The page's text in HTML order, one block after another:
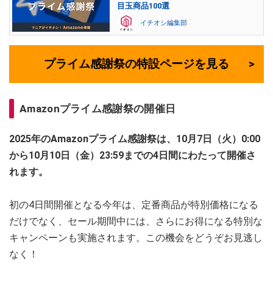
目玉商品100選
イチオシ編集部
プライム感謝祭の特設ページを見る
Amazonプライム感謝祭の開催日
2025年のAmazonプライム感謝祭は、10月7日（火）0:00
から10月10日（金）23:59までの4日間にわたって開催さ
れます。
初の4日間開催となる今年は、定番商品が特別価格になる
だけでなく、セール期間中には、さらにお得になる特別な
キャンペーンも実施されます。この機会をどうぞお見逃し
なく！